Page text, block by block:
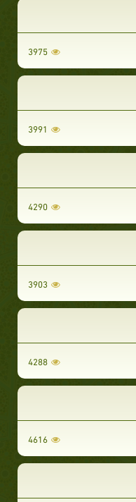
3975
3991
4290
3903
4288
4616